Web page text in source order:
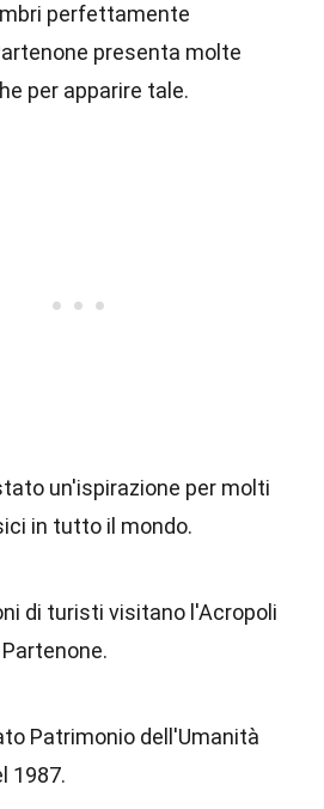
perfettamente
presenta molte
per apparire tale.
un'ispirazione per molti
in tutto il mondo.
di turisti visitano l'Acropoli
Patrimonio dell'Umanità
1987.